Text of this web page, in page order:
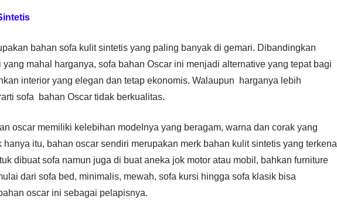
bahan sofa kulit sintetis yang paling banyak di gemari. Dibandingkan
mahal harganya, sofa bahan Oscar ini menjadi alternative yang tepat bagi
interior yang elegan dan tetap ekonomis. Walaupun harganya lebih
sofa bahan Oscar tidak berkualitas.
oscar memiliki kelebihan modelnya yang beragam, warna dan corak yang
hanya itu, bahan oscar sendiri merupakan merk bahan kulit sintetis yang terkenal
dibuat sofa namun juga di buat aneka jok motor atau mobil, bahkan furniture
dari sofa bed, minimalis, mewah, sofa kursi hingga sofa klasik bisa
oscar ini sebagai pelapisnya.